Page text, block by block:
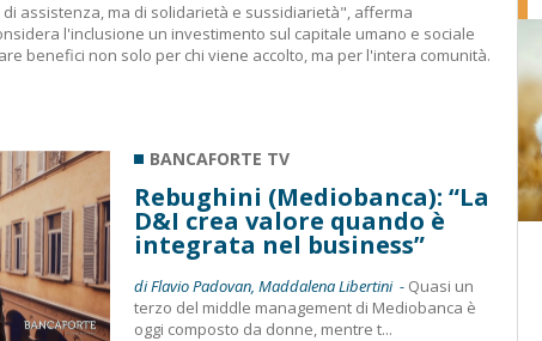
assistenza, ma di solidarietà e sussidiarietà", afferma
l'inclusione un investimento sul capitale umano e sociale
benefici non solo per chi viene accolto, ma per l'intera comunità.
BANCAFORTE TV
Rebughini (Mediobanca): “La
D&I crea valore quando è
integrata nel business”
di Flavio Padovan, Maddalena Libertini - Quasi un
terzo del middle management di Mediobanca è
oggi composto da donne, mentre t...